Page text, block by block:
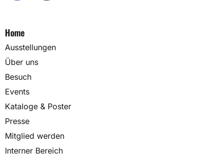
Home
Ausstellungen
Über uns
Besuch
Events
Kataloge & Poster
Presse
Mitglied werden
Interner Bereich